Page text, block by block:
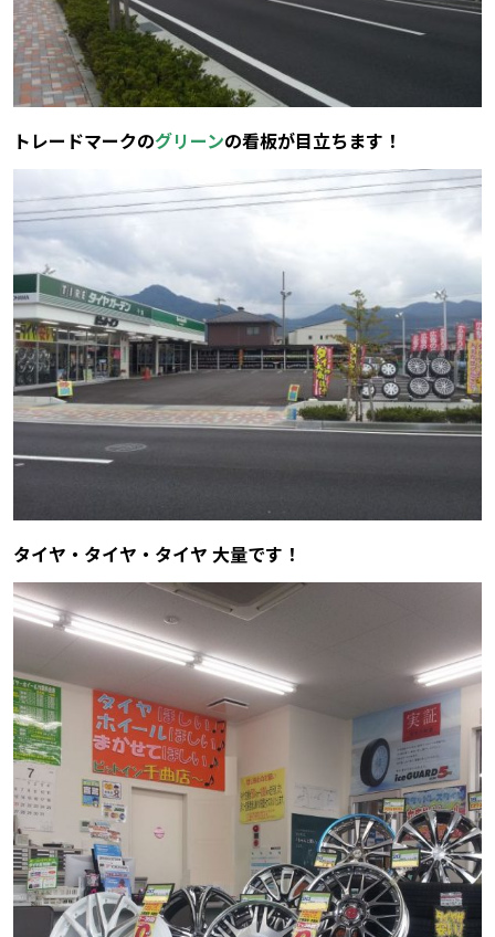
トレードマークのグリーンの看板が目立ちます！
タイヤ・タイヤ・タイヤ 大量です！